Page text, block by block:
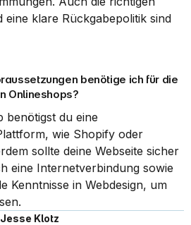
eine klare Rückgabepolitik sind
benötige ich für die
Onlineshops?
benötigst du eine
wie Shopify oder
sollte deine Webseite sicher
eine Internetverbindung sowie
Kenntnisse in Webdesign, um
Klotz